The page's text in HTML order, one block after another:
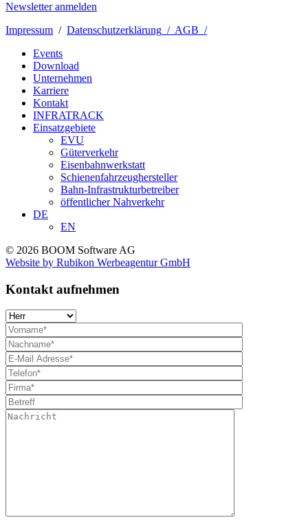
Newsletter anmelden
Impressum / Datenschutzerklärung / AGB /
Events
Download
Unternehmen
Karriere
Kontakt
INFRATRACK
Einsatzgebiete
EVU
Güterverkehr
Eisenbahnwerkstatt
Schienenfahrzeughersteller
Bahn-Infrastrukturbetreiber
öffentlicher Nahverkehr
DE
EN
© 2026 BOOM Software AG
Website by Rubikon Werbeagentur GmbH
Kontakt aufnehmen